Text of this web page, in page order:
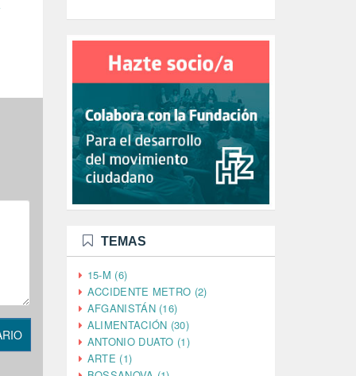
TEMAS
15-M (6)
ACCIDENTE METRO (2)
AFGANISTÁN (16)
ALIMENTACIÓN (30)
ANTONIO DUATO (1)
ARTE (1)